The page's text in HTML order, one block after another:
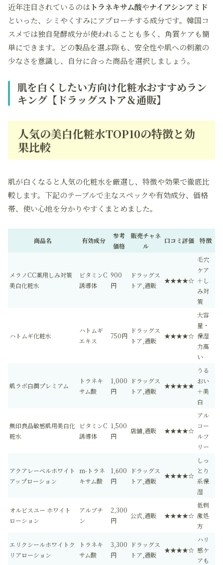
近年注目されているのはトラネキサム酸やナイアシンアミド
といった、シミやくすみにアプローチする成分です。韓国コ
スメでは独自発酵成分が使われることも多く、角質ケアも簡
単にできます。どの製品を選ぶ際も、安全性や肌への刺激の
少なさを意識し、自分に合った商品を選択しましょう。
肌を白くしたい方向け化粧水おすすめラン
キング【ドラッグストア＆通販】
人気の美白化粧水TOP10の特徴と効
果比較
肌が白くなると人気の化粧水を厳選し、特徴や効果で徹底比
較します。下記のテーブルで主なスペックや有効成分、価格
帯、使い心地を分かりやすくまとめました。
商品名 有効成分
参考
価格
販売チャネ
ル
口コミ評価 特徴
メラノCC薬用しみ対策
美白化粧水
ビタミンC
誘導体
900
円
ドラッグス
トア,通販
★★★★☆
毛穴
ケア
＋し
み対
策
ハトムギ化粧水
ハトムギ
エキス
750円
ドラッグス
トア,通販
★★★★☆
大容
量・
保湿
力高
い
肌ラボ白潤プレミアム
トラネキ
サム酸
1,000
円
ドラッグス
トア,通販
★★★★★
うる
おい
＋美
白
無印良品敏感肌用美白化
粧水
ビタミンC
誘導体
1,500
円
店舗,通販 ★★★★☆
アル
コー
ルフ
リー
アクアレーベルホワイト
アップローション
m-トラネ
キサム酸
1,600
円
ドラッグス
トア,通販
★★★★☆
しっ
とり
系保
湿
オルビスユー ホワイト
ローション
アルブチ
ン
2,300
円
公式,通販 ★★★★☆
低刺
激処
方
エリクシールホワイトク
リアローション
トラネキ
サム酸
3,300
円
ドラッグス
トア,通販
★★★★☆
ハリ
感ケ
アも